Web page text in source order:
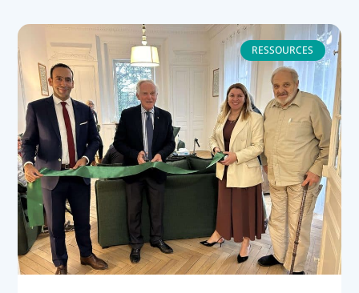
RESSOURCES